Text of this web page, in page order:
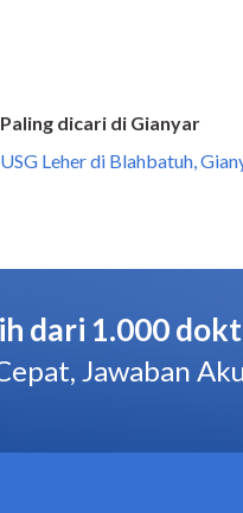
Paling dicari di Gianyar
USG Leher di Blahbatuh,